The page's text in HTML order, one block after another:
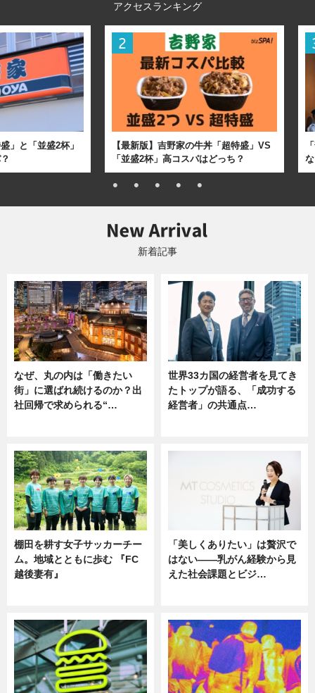
アクセスランキング
」と「並盛2杯」
【最新版】吉野家の牛丼「超特盛」VS
「並盛2杯」高コスパはどっち？
新着記事
なぜ、丸の内は「働きたい
街」に選ばれ続けるのか？出
社回帰で求められる“…
世界33カ国の経営者を見てき
たトップが語る、「成功する
経営者」の共通点…
棚田を耕す女子サッカーチー
ム。地域とともに歩む 『FC
越後妻有』
「美しくありたい」は贅沢で
はない――乳がん経験から見
えた社会課題とビジ…